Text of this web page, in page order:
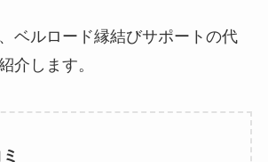
ベルロード縁結びサポートの代
介します。